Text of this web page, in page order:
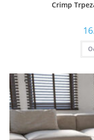
Crimp